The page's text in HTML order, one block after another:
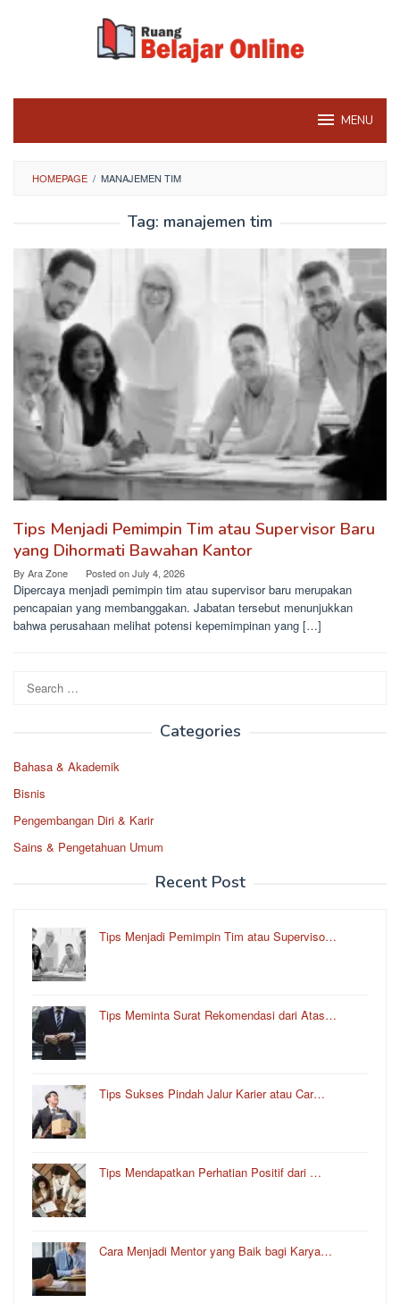
MENU
HOMEPAGE / MANAJEMEN TIM
Tag: manajemen tim
Tips Menjadi Pemimpin Tim atau Supervisor Baru
yang Dihormati Bawahan Kantor
By Ara Zone Posted onJuly 4, 2026
Dipercaya menjadi pemimpin tim atau supervisor baru merupakan
pencapaian yang membanggakan. Jabatan tersebut menunjukkan
bahwa perusahaan melihat potensi kepemimpinan yang […]
Search
for:
Categories
Bahasa & Akademik
Bisnis
Pengembangan Diri & Karir
Sains & Pengetahuan Umum
Recent Post
Tips Menjadi Pemimpin Tim atau Superviso…
Tips Meminta Surat Rekomendasi dari Atas…
Tips Sukses Pindah Jalur Karier atau Car…
Tips Mendapatkan Perhatian Positif dari …
Cara Menjadi Mentor yang Baik bagi Karya…